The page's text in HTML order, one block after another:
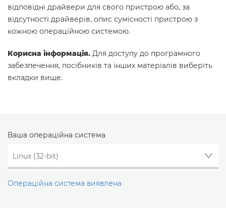
відповідні драйвери для свого пристрою або, за
відсутності драйверів, опис сумісності пристрою з
кожною операційною системою.
Корисна інформація. Для доступу до програмного
забезпечення, посібників та інших матеріалів виберіть
вкладки вище.
Ваша операційна система
Операційна система виявлена